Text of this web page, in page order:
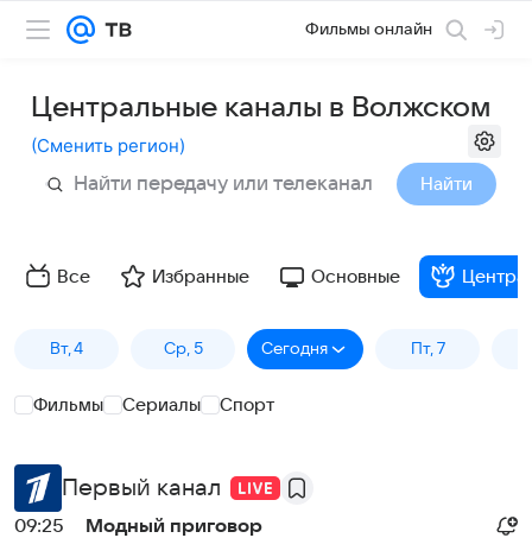
Фильмы онлайн
Центральные каналы в Волжском
(Сменить регион)
Найти
Все Избранные Основные
Вт, 4 Ср, 5 Сегодня Пт, 7
Фильмы Сериалы Спорт
Первый канал
09:25
Модный приговор